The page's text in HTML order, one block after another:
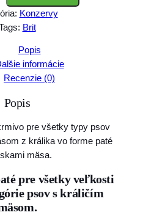
n
:
8
0
€
Konzervy
Brit
Popis
informácie
Recenzie (0)
Popis
pre všetky typy psov
z králika vo forme paté
mäsa.
pre všetky veľkosti
psov s králičím